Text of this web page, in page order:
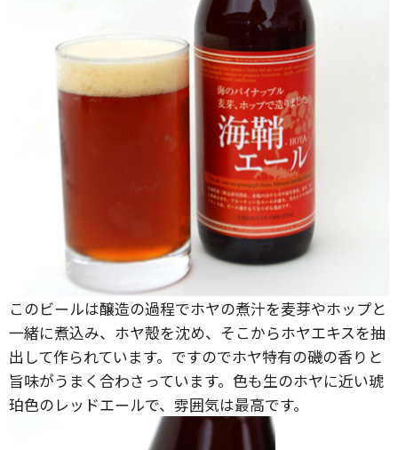
このビールは醸造の過程でホヤの煮汁を麦芽やホップと
一緒に煮込み、ホヤ殻を沈め、そこからホヤエキスを抽
出して作られています。ですのでホヤ特有の磯の香りと
旨味がうまく合わさっています。色も生のホヤに近い琥
珀色のレッドエールで、雰囲気は最高です。